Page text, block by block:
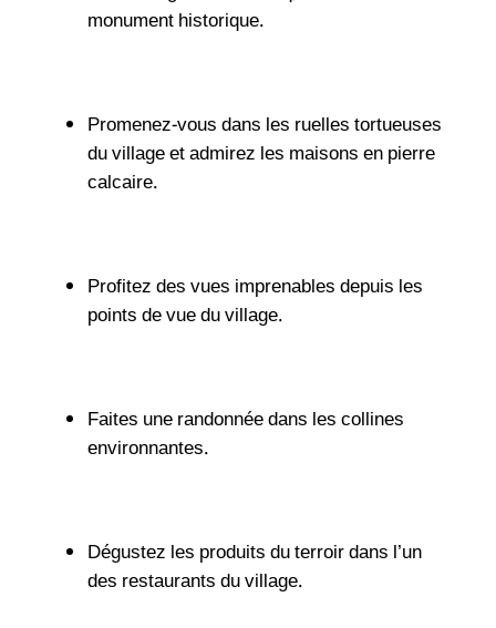
monument historique.
Promenez-vous dans les ruelles tortueuses
du village et admirez les maisons en pierre
calcaire.
Profitez des vues imprenables depuis les
points de vue du village.
Faites une randonnée dans les collines
environnantes.
Dégustez les produits du terroir dans l’un
des restaurants du village.